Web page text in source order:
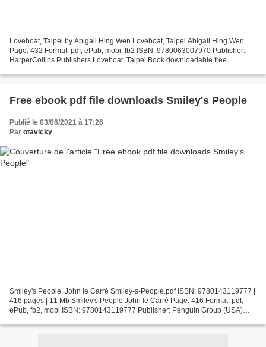
Loveboat, Taipei by Abigail Hing Wen Loveboat, Taipei Abigail Hing Wen
Page: 432 Format: pdf, ePub, mobi, fb2 ISBN: 9780063007970 Publisher:
HarperCollins Publishers Loveboat, Taipei Book downloadable free
Free ebook pdf file downloads Smiley's People
Publié le 03/06/2021 à 17:26
Par otavicky
Smiley's People. John le Carré Smiley-s-People.pdf ISBN: 9780143119777 |
416 pages | 11 Mb Smiley's People John le Carré Page: 416 Format: pdf,
ePub, fb2, mobi ISBN: 9780143119777 Publisher: Penguin Group (USA)